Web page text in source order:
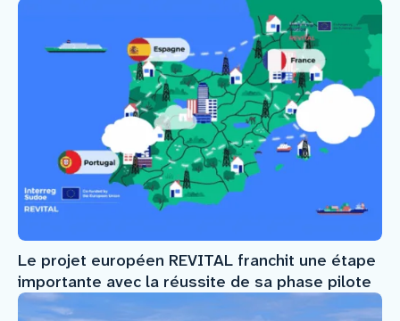
Le projet européen REVITAL franchit une étape
importante avec la réussite de sa phase pilote